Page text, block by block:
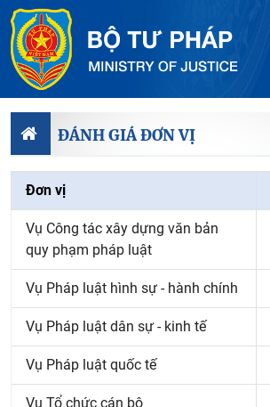
ĐÁNH GIÁ ĐƠN VỊ
Đơn vị
Vụ Công tác xây dựng văn bản
quy phạm pháp luật
Vụ Pháp luật hình sự - hành chính
Vụ Pháp luật dân sự - kinh tế
Vụ Pháp luật quốc tế
Vụ Tổ chức cán bộ